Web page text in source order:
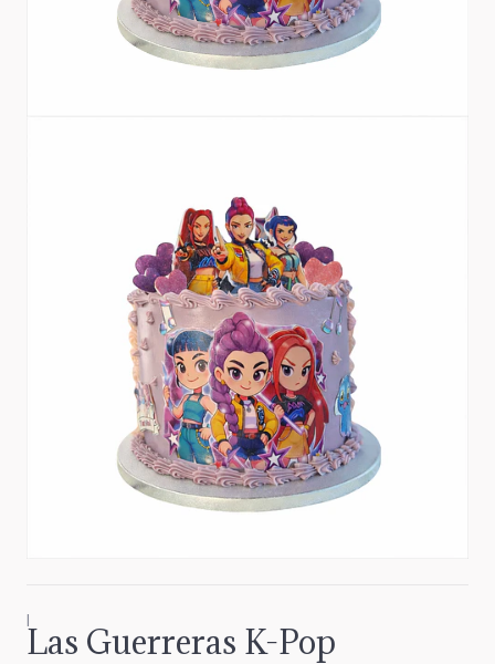
|
Las Guerreras K-Pop